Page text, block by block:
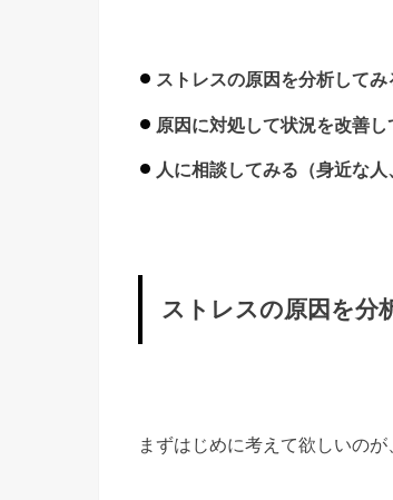
ストレスの原因を分析してみ
原因に対処して状況を改善し
人に相談してみる（身近な人
ストレスの原因を分
まずはじめに考えて欲しいのが